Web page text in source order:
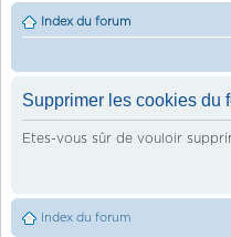
Index du forum
Supprimer les cookies du
Etes-vous sûr de vouloir
Index du forum